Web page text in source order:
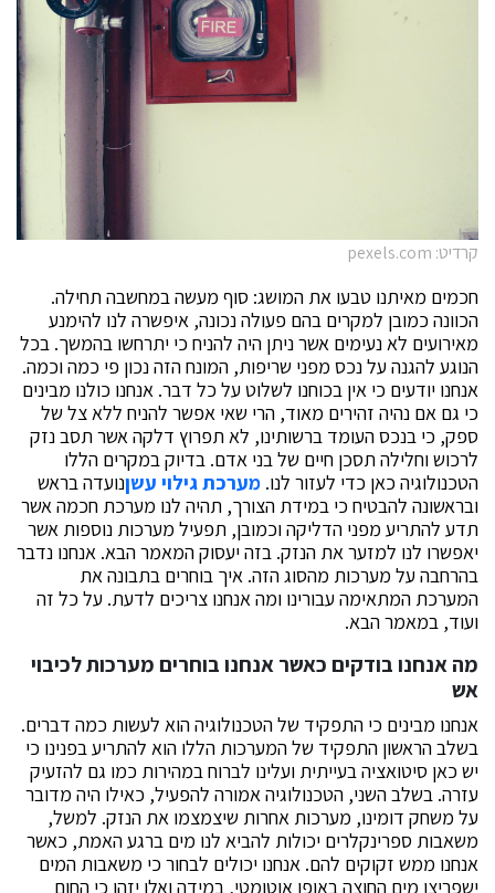
קרדיט: pexels.com
חכמים מאיתנו טבעו את המושג: סוף מעשה במחשבה תחילה.
הכוונה כמובן למקרים בהם פעולה נכונה, איפשרה לנו להימנע
מאירועים לא נעימים אשר ניתן היה להניח כי יתרחשו בהמשך. בכל
הנוגע להגנה על נכס מפני שריפות, המונח הזה נכון פי כמה וכמה.
אנחנו יודעים כי אין בכוחנו לשלוט על כל דבר. אנחנו כולנו מבינים
כי גם אם נהיה זהירים מאוד, הרי שאי אפשר להניח ללא צל של
ספק, כי בנכס העומד ברשותינו, לא תפרוץ דלקה אשר תסב נזק
לרכוש וחלילה תסכן חיים של בני אדם. בדיוק במקרים הללו
הטכנולוגיה כאן כדי לעזור לנו. מערכת גילוי עשןנועדה בראש
ובראשונה להבטיח כי במידת הצורך, תהיה לנו מערכת חכמה אשר
תדע להתריע מפני הדליקה וכמובן, תפעיל מערכות נוספות אשר
יאפשרו לנו למזער את הנזק. בזה יעסוק המאמר הבא. אנחנו נדבר
בהרחבה על מערכות מהסוג הזה. איך בוחרים בתבונה את
המערכת המתאימה עבורינו ומה אנחנו צריכים לדעת. על כל זה
ועוד, במאמר הבא.
מה אנחנו בודקים כאשר אנחנו בוחרים מערכות לכיבוי
אש
אנחנו מבינים כי התפקיד של הטכנולוגיה הוא לעשות כמה דברים.
בשלב הראשון התפקיד של המערכות הללו הוא להתריע בפנינו כי
יש כאן סיטואציה בעייתית ועלינו לברוח במהירות כמו גם להזעיק
עזרה. בשלב השני, הטכנולוגיה אמורה להפעיל, כאילו היה מדובר
על משחק דומינו, מערכות אחרות שיצמצמו את הנזק. למשל,
משאבות ספרינקלרים יכולות להביא לנו מים ברגע האמת, כאשר
אנחנו ממש זקוקים להם. אנחנו יכולים לבחור כי משאבות המים
ישפריצו מים החוצה באופן אוטומטי, במידה ואלו יזהו כי החום